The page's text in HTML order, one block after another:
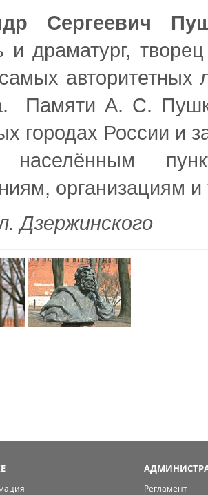
Сергеевич
и драматург,
авторитетных
Памяти А. С.
городах России и
населённым
организациям и
Дзержинского
Регламент